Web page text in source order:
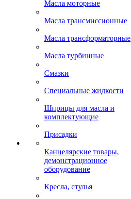
Масла моторные
Масла трансмиссионные
Масла трансформаторные
Масла турбинные
Смазки
Специальные жидкости
Шприцы для масла и
комплектующие
Присадки
Канцелярские товары,
демонстрационное
оборудование
Кресла, стулья